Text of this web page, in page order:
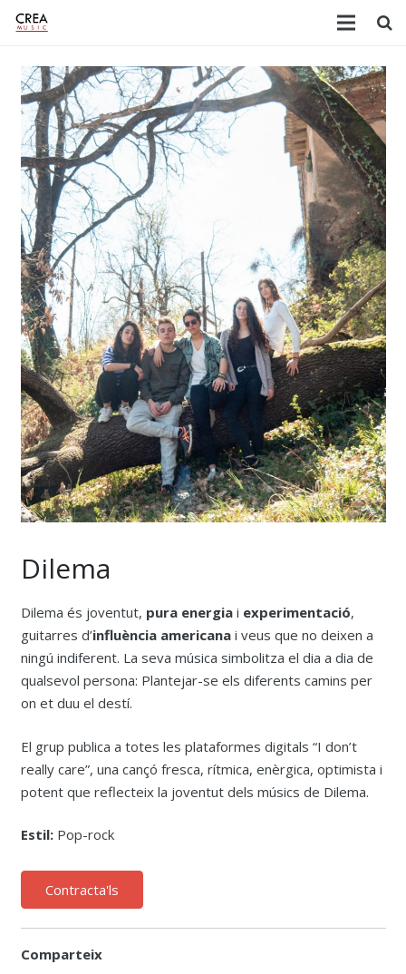
Dilema
Dilema és joventut, pura energiai experimentació,
guitarres d’influència americanai veus que no deixen a
ningú indiferent. La seva música simbolitza el dia a dia de
qualsevol persona: Plantejar-se els diferents camins per
on et duu el destí.
El grup publica a totes les plataformes digitals “I don’t
really care”, una cançó fresca, rítmica, enèrgica, optimista i
potent que reflecteix la joventut dels músics de Dilema.
Estil:Pop-rock
Contracta'ls
Comparteix